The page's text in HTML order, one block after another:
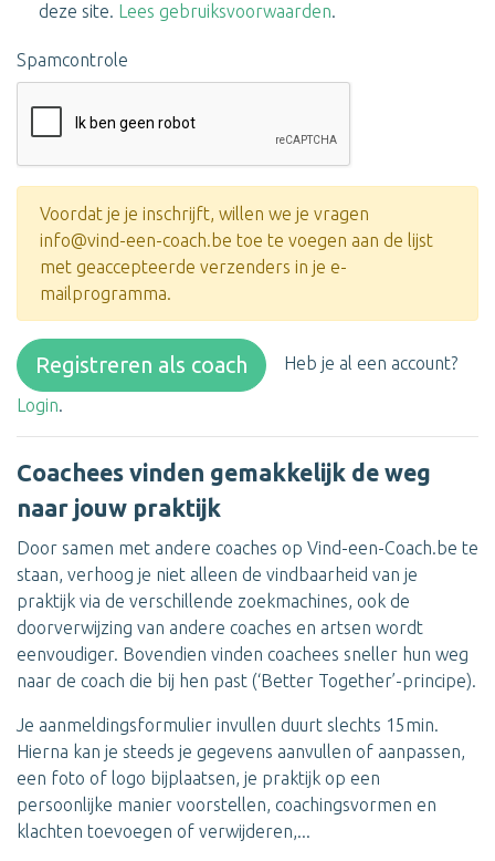
deze site. Lees gebruiksvoorwaarden.
Spamcontrole
Voordat je je inschrijft, willen we je vragen
info@vind-een-coach.be toe te voegen aan de lijst
met geaccepteerde verzenders in je e-
mailprogramma.
Registreren als coach Heb je al een account?
Login.
Coachees vinden gemakkelijk de weg
naar jouw praktijk
Door samen met andere coaches op Vind-een-Coach.be te
staan, verhoog je niet alleen de vindbaarheid van je
praktijk via de verschillende zoekmachines, ook de
doorverwijzing van andere coaches en artsen wordt
eenvoudiger. Bovendien vinden coachees sneller hun weg
naar de coach die bij hen past (‘Better Together’-principe).
Je aanmeldingsformulier invullen duurt slechts 15min.
Hierna kan je steeds je gegevens aanvullen of aanpassen,
een foto of logo bijplaatsen, je praktijk op een
persoonlijke manier voorstellen, coachingsvormen en
klachten toevoegen of verwijderen,...